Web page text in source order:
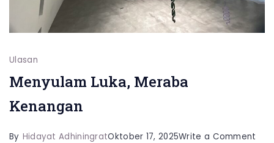
Ulasan
Menyulam Luka, Meraba
Kenangan
By Hidayat AdhiningratOktober 17, 2025Write a Comment